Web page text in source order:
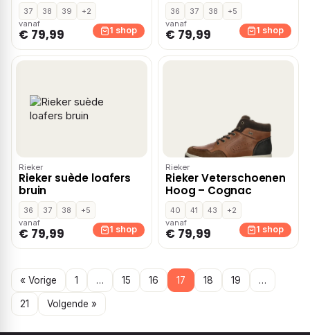
37 38 39
+2
vanaf
€ 79,99 1 shop
36 37 38
+5
vanaf
€ 79,99 1 shop
Rieker
Rieker suède loafers
bruin
36 37 38
+5
vanaf
€ 79,99 1 shop
Rieker
Rieker Veterschoenen
Hoog – Cognac
40 41 43
+2
vanaf
€ 79,99 1 shop
« Vorige 1 … 15 16 17 18 19 …
21 Volgende »